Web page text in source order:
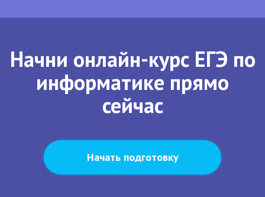
Начни онлайн-курс ЕГЭ по
информатике прямо
сейчас
Начать подготовку